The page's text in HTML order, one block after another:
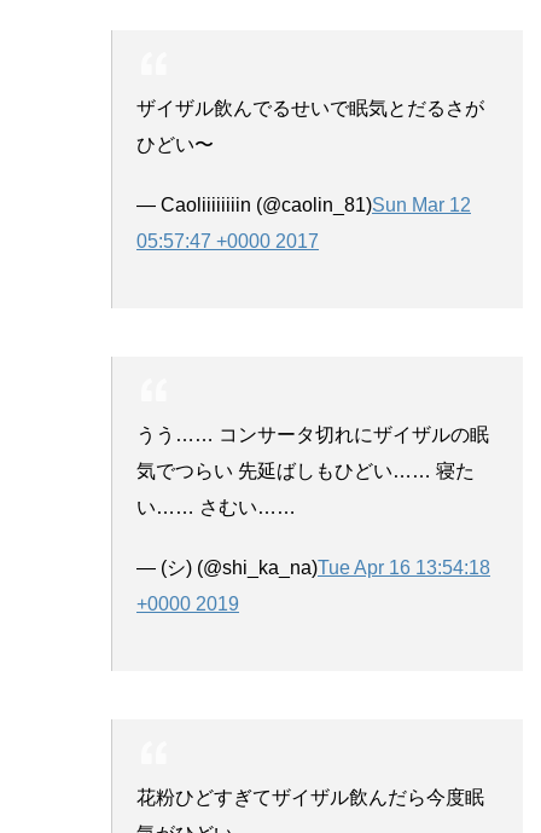
ザイザル飲んでるせいで眠気とだるさが
ひどい〜
— Caoliiiiiiiin (@caolin_81)Sun Mar 12
05:57:47 +0000 2017
うう…… コンサータ切れにザイザルの眠
気でつらい 先延ばしもひどい…… 寝た
い…… さむい……
— (シ) (@shi_ka_na)Tue Apr 16 13:54:18
+0000 2019
花粉ひどすぎてザイザル飲んだら今度眠